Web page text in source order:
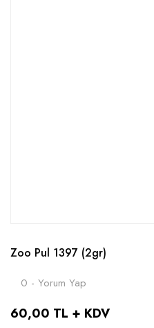
Zoo Pul 1397 (2gr)
0 - Yorum Yap
60,00 TL + KDV